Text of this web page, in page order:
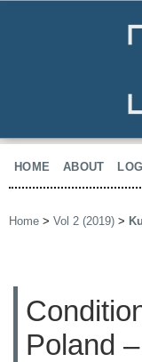
HOME ABOUT
Home > Vol 2 (2019) >
Poland